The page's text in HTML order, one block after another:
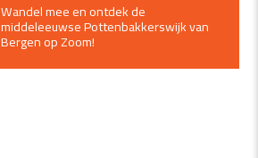
Wandel mee en ontdek de
middeleeuwse Pottenbakkerswijk van
Bergen op Zoom!